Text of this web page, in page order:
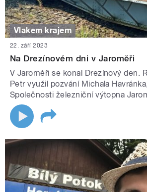
Vlakem krajem
22. září 2023
Na Drezínovém dni v Jaroměři
V Jaroměři se konal Drezínový den.
Petr využil pozvání Michala
Společnosti železniční výtopna